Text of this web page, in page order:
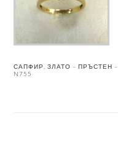
САПФИР, ЗЛАТО – ПРЪСТЕН –
N755